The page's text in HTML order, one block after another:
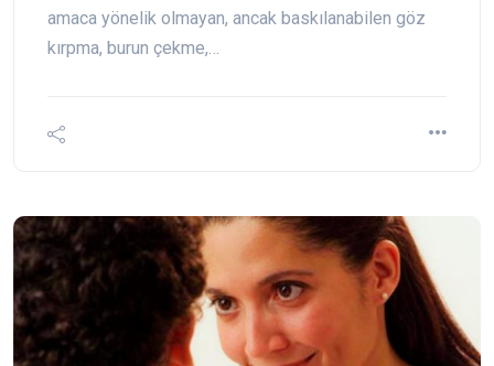
amaca yönelik olmayan, ancak baskılanabilen göz
kırpma, burun çekme,…